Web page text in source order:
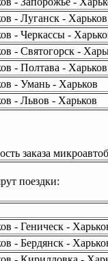
- Луганск - Харьков
- Черкассы -
- Святогорск -
- Полтава - Харьков
- Умань - Харьков
- Львов - Харьков
заказа
поездки:
- Геническ -
- Бердянск -